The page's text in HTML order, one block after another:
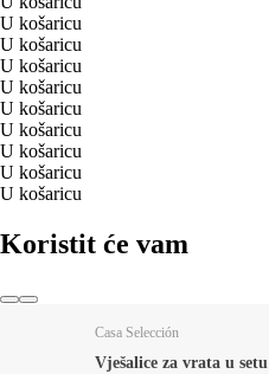
U košaricu
U košaricu
U košaricu
U košaricu
U košaricu
U košaricu
U košaricu
U košaricu
U košaricu
Koristit će vam
Casa Selección
Vješalice za vrata u setu